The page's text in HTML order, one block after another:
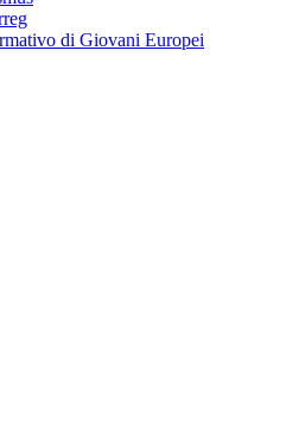
di Giovani Europei